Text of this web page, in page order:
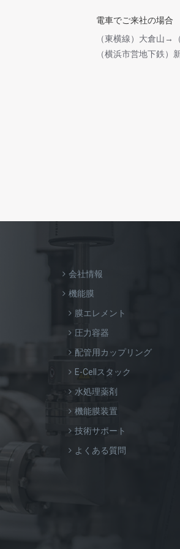
電車でご来社の場合
（東横線）大倉山
（横浜市営地下鉄
会社情報
機能膜
膜エレメント
圧力容器
配管用カップリング
E-Cellスタック
水処理薬剤
機能膜装置
技術サポート
よくある質問